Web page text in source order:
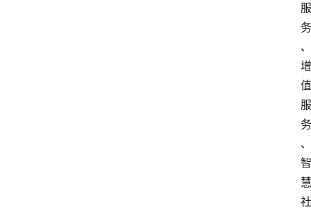
服
务
、
增
值
服
务
、
智
慧
社